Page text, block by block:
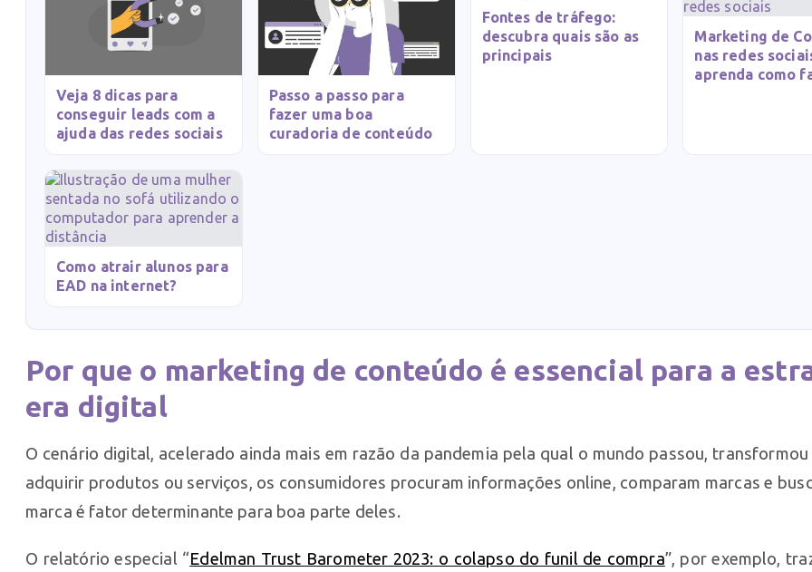
Veja 8 dicas para
conseguir leads com a
ajuda das redes sociais
Passo a passo para
fazer uma boa
curadoria de conteúdo
Fontes de tráfego:
descubra quais são as
principais
Marketing de
nas redes
aprenda como
Como atrair alunos para
EAD na internet?
Por que o marketing de conteúdo é essencial para a
era digital
O cenário digital, acelerado ainda mais em razão da pandemia pela qual o mundo passou,
adquirir produtos ou serviços, os consumidores procuram informações online, comparam marcas e
marca é fator determinante para boa parte deles.
O relatório especial “Edelman Trust Barometer 2023: o colapso do funil de compra”, por exemplo,